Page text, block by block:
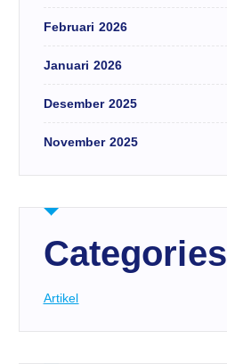
Februari 2026
Januari 2026
Desember 2025
November 2025
Categories
Artikel